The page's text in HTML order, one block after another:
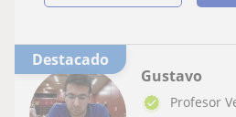
Destacado
Gustavo
Profesor